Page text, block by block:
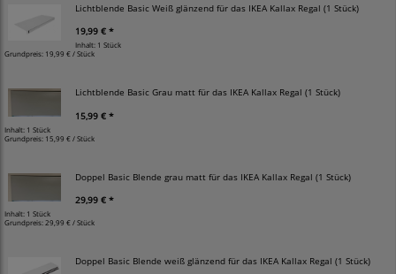
Lichtblende Basic Weiß glänzend für das IKEA Kallax Regal (1 Stück)
19,99 € *
Inhalt: 1 Stück
Grundpreis: 19,99 € / Stück
Lichtblende Basic Grau matt für das IKEA Kallax Regal (1 Stück)
15,99 € *
Inhalt: 1 Stück
Grundpreis: 15,99 € / Stück
Doppel Basic Blende grau matt für das IKEA Kallax Regal (1 Stück)
29,99 € *
Inhalt: 1 Stück
Grundpreis: 29,99 € / Stück
Doppel Basic Blende weiß glänzend für das IKEA Kallax Regal (1 Stück)